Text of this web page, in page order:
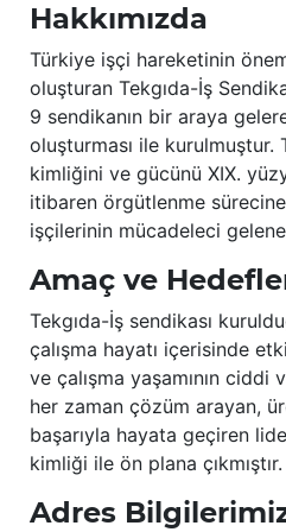
Hakkımızda
Türkiye işçi hareketinin
oluşturan Tekgıda-İş
9 sendikanın bir araya
oluşturması ile kurulmuştur.
kimliğini ve gücünü XIX.
itibaren örgütlenme
işçilerinin mücadeleci
Amaç ve
Tekgıda-İş sendikası
çalışma hayatı içerisinde
ve çalışma yaşamının ciddi
her zaman çözüm arayan,
başarıyla hayata geçiren
kimliği ile ön plana çıkmıştır.
Adres